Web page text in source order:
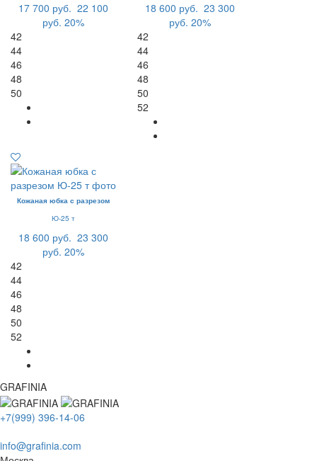
17 700 руб. 22 100
руб. 20%
42
44
46
48
50
18 600 руб. 23 300
руб. 20%
42
44
46
48
50
52
Кожаная юбка с разрезом
Ю-25 т
18 600 руб. 23 300
руб. 20%
42
44
46
48
50
52
GRAFINIA
+7(999) 396-14-06
info@grafinia.com